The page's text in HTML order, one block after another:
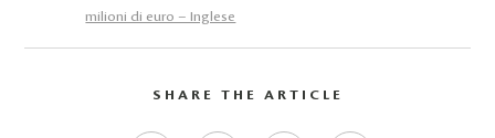
milioni di euro – Inglese
SHARE THE ARTICLE